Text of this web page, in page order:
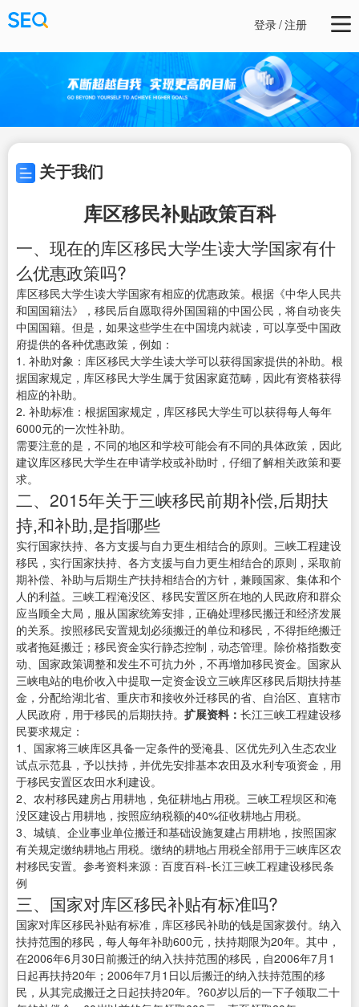
登录/注册
关于我们
库区移民补贴政策百科
一、现在的库区移民大学生读大学国家有什
么优惠政策吗?
库区移民大学生读大学国家有相应的优惠政策。根据《中华人民共
和国国籍法》，移民后自愿取得外国国籍的中国公民，将自动丧失
中国国籍。但是，如果这些学生在中国境内就读，可以享受中国政
府提供的各种优惠政策，例如：
1. 补助对象：库区移民大学生读大学可以获得国家提供的补助。根
据国家规定，库区移民大学生属于贫困家庭范畴，因此有资格获得
相应的补助。
2. 补助标准：根据国家规定，库区移民大学生可以获得每人每年
6000元的一次性补助。
需要注意的是，不同的地区和学校可能会有不同的具体政策，因此
建议库区移民大学生在申请学校或补助时，仔细了解相关政策和要
求。
二、2015年关于三峡移民前期补偿,后期扶
持,和补助,是指哪些
实行国家扶持、各方支援与自力更生相结合的原则。三峡工程建设
移民，实行国家扶持、各方支援与自力更生相结合的原则，采取前
期补偿、补助与后期生产扶持相结合的方针，兼顾国家、集体和个
人的利益。三峡工程淹没区、移民安置区所在地的人民政府和群众
应当顾全大局，服从国家统筹安排，正确处理移民搬迁和经济发展
的关系。按照移民安置规划必须搬迁的单位和移民，不得拒绝搬迁
或者拖延搬迁；移民资金实行静态控制，动态管理。除价格指数变
动、国家政策调整和发生不可抗力外，不再增加移民资金。国家从
三峡电站的电价收入中提取一定资金设立三峡库区移民后期扶持基
金，分配给湖北省、重庆市和接收外迁移民的省、自治区、直辖市
人民政府，用于移民的后期扶持。 扩展资料： 长江三峡工程建设移
民要求规定：
1、国家将三峡库区具备一定条件的受淹县、区优先列入生态农业
试点示范县，予以扶持，并优先安排基本农田及水利专项资金，用
于移民安置区农田水利建设。
2、农村移民建房占用耕地，免征耕地占用税。三峡工程坝区和淹
没区建设占用耕地，按照应纳税额的40%征收耕地占用税。
3、城镇、企业事业单位搬迁和基础设施复建占用耕地，按照国家
有关规定缴纳耕地占用税。缴纳的耕地占用税全部用于三峡库区农
村移民安置。参考资料来源：百度百科-长江三峡工程建设移民条
例
三、国家对库区移民补贴有标准吗?
国家对库区移民补贴有标准，库区移民补助的钱是国家拨付。纳入
扶持范围的移民，每人每年补助600元，扶持期限为20年。其中，
在2006年6月30日前搬迁的纳入扶持范围的移民，自2006年7月1
日起再扶持20年；2006年7月1日以后搬迁的纳入扶持范围的移
民，从其完成搬迁之日起扶持20年。?60岁以后的一下子领取二十